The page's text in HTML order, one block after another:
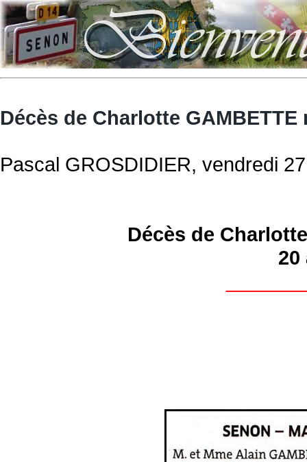
Décès de Charlotte GAMBETTE
Pascal GROSDIDIER, vendredi
Décès de
20